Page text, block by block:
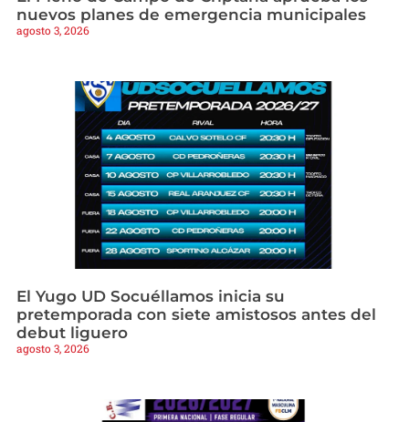
nuevos planes de emergencia municipales
agosto 3, 2026
El Yugo UD Socuéllamos inicia su
pretemporada con siete amistosos antes del
debut liguero
agosto 3, 2026